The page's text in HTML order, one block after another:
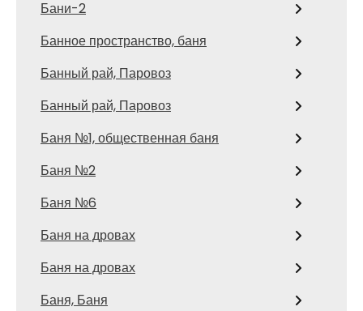
Бани-2
Банное пространство, баня
Банный рай, Паровоз
Банный рай, Паровоз
Баня №1, общественная баня
Баня №2
Баня №6
Баня на дровах
Баня на дровах
Баня, Баня